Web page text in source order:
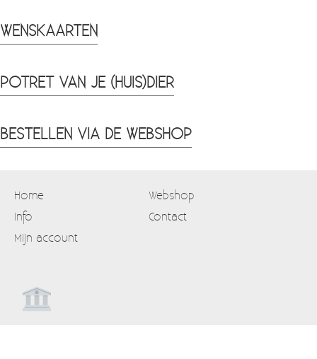
WENSKAARTEN
POTRET VAN JE (HUIS)DIER
BESTELLEN VIA DE WEBSHOP
Home
Webshop
Info
Contact
Mijn account